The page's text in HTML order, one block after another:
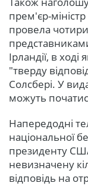
прем'єр-
провела
Ірландії, в
"тверду
Солсбері. У
можуть
Напередодні
національної
президенту
невизначену
відповідь на